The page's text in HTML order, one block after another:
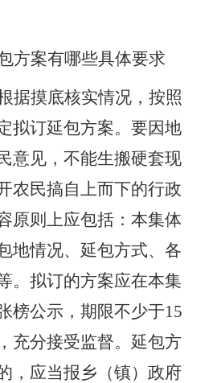
方案有哪些具体要求
据摸底核实情况，按照
拟订延包方案。要因地
意见，不能生搬硬套现
农民搞自上而下的行政
原则上应包括：本集体
地情况、延包方式、各
。拟订的方案应在本集
榜公示，期限不少于15
充分接受监督。延包方
，应当报乡（镇）政府